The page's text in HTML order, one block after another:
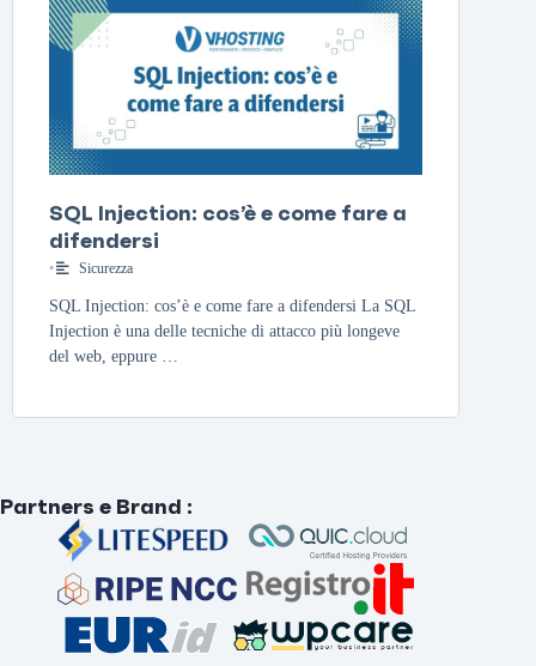
SQL Injection: cos’è e come fare a
difendersi
• Sicurezza
SQL Injection: cos’è e come fare a difendersi La SQL
Injection è una delle tecniche di attacco più longeve
del web, eppure …
Partners e Brand :